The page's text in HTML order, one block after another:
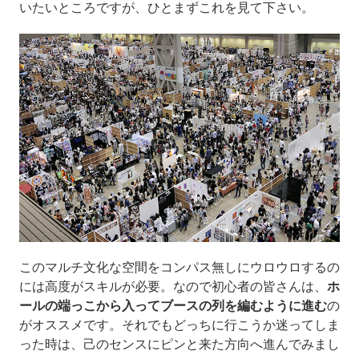
楽しむデザフェスの面白さ★」 ！
いたいところですが、ひとまずこれを見て下さい。
このマルチ文化な空間をコンパス無しにウロウロするの
には高度がスキルが必要。なので初心者の皆さんは、 ホ
ールの端っこから入ってブースの列を編むように進むの
がオススメです。それでもどっちに行こうか迷ってしま
った時は、己のセンスにピンと来た方向へ進んでみまし